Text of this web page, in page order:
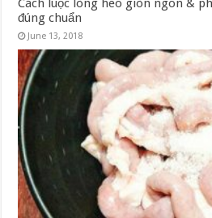
Cách luộc lòng heo giòn ngon &
đúng chuẩn
June 13, 2018